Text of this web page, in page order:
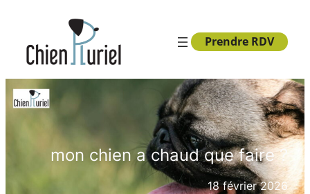
contenu
Prendre RDV
mon chien a chaud que faire ?
18 février 2026